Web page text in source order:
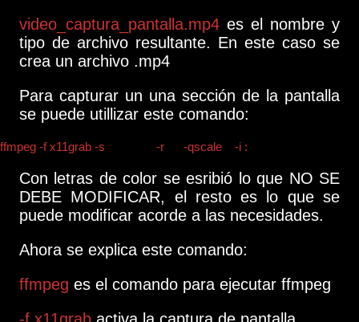
video_captura_pantalla.mp4 es el nombre y
tipo de archivo resultante. En este caso se
crea un archivo .mp4
Para capturar un una sección de la pantalla
se puede utillizar este comando:
ffmpeg -f x11grab -s -r -qscale -i :
Con letras de color se esribió lo que NO SE
DEBE MODIFICAR, el resto es lo que se
puede modificar acorde a las necesidades.
Ahora se explica este comando:
ffmpeg es el comando para ejecutar ffmpeg